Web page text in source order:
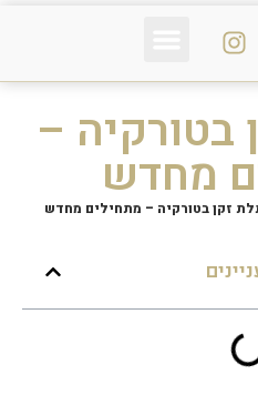
–
מחדש
זקן בטורקיה – מתחילים מחדש